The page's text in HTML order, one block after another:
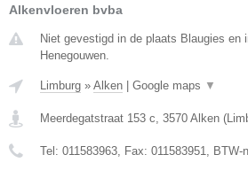
Alkenvloeren bvba
Niet gevestigd in de plaats Blaugies en
Henegouwen.
Limburg » Alken Google maps ▼
Meerdegatstraat 153 c, 3570 Alken (
Tel: 011583963, Fax: 011583951, BTW-